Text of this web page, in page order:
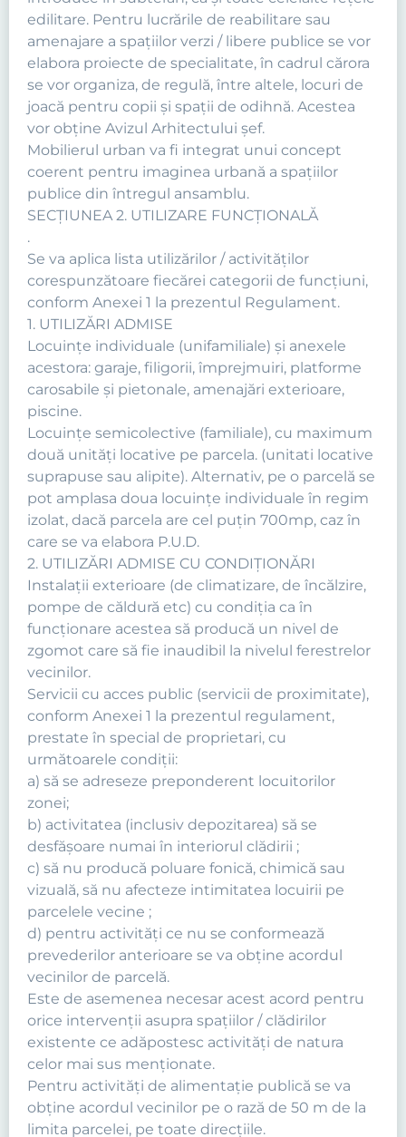
edilitare. Pentru lucrările de reabilitare sau
amenajare a spaţiilor verzi / libere publice se vor
elabora proiecte de specialitate, în cadrul cărora
se vor organiza, de regulă, între altele, locuri de
joacă pentru copii şi spaţii de odihnă. Acestea
vor obține Avizul Arhitectului șef.
Mobilierul urban va fi integrat unui concept
coerent pentru imaginea urbană a spaţiilor
publice din întregul ansamblu.
SECŢIUNEA 2. UTILIZARE FUNCŢIONALĂ
.
Se va aplica lista utilizărilor / activităţilor
corespunzătoare fiecărei categorii de funcţiuni,
conform Anexei 1 la prezentul Regulament.
1. UTILIZĂRI ADMISE
Locuinţe individuale (unifamiliale) şi anexele
acestora: garaje, filigorii, împrejmuiri, platforme
carosabile şi pietonale, amenajări exterioare,
piscine.
Locuinţe semicolective (familiale), cu maximum
două unităţi locative pe parcela. (unitati locative
suprapuse sau alipite). Alternativ, pe o parcelă se
pot amplasa doua locuințe individuale în regim
izolat, dacă parcela are cel puțin 700mp, caz în
care se va elabora P.U.D.
2. UTILIZĂRI ADMISE CU CONDIŢIONĂRI
Instalaţii exterioare (de climatizare, de încălzire,
pompe de căldură etc) cu condiţia ca în
funcţionare acestea să producă un nivel de
zgomot care să fie inaudibil la nivelul ferestrelor
vecinilor.
Servicii cu acces public (servicii de proximitate),
conform Anexei 1 la prezentul regulament,
prestate în special de proprietari, cu
următoarele condiţii:
a) să se adreseze preponderent locuitorilor
zonei;
b) activitatea (inclusiv depozitarea) să se
desfăşoare numai în interiorul clădirii ;
c) să nu producă poluare fonică, chimică sau
vizuală, să nu afecteze intimitatea locuirii pe
parcelele vecine ;
d) pentru activităţi ce nu se conformează
prevederilor anterioare se va obţine acordul
vecinilor de parcelă.
Este de asemenea necesar acest acord pentru
orice intervenţii asupra spaţiilor / clădirilor
existente ce adăpostesc activităţi de natura
celor mai sus menţionate.
Pentru activităţi de alimentaţie publică se va
obţine acordul vecinilor pe o rază de 50 m de la
limita parcelei, pe toate direcţiile.